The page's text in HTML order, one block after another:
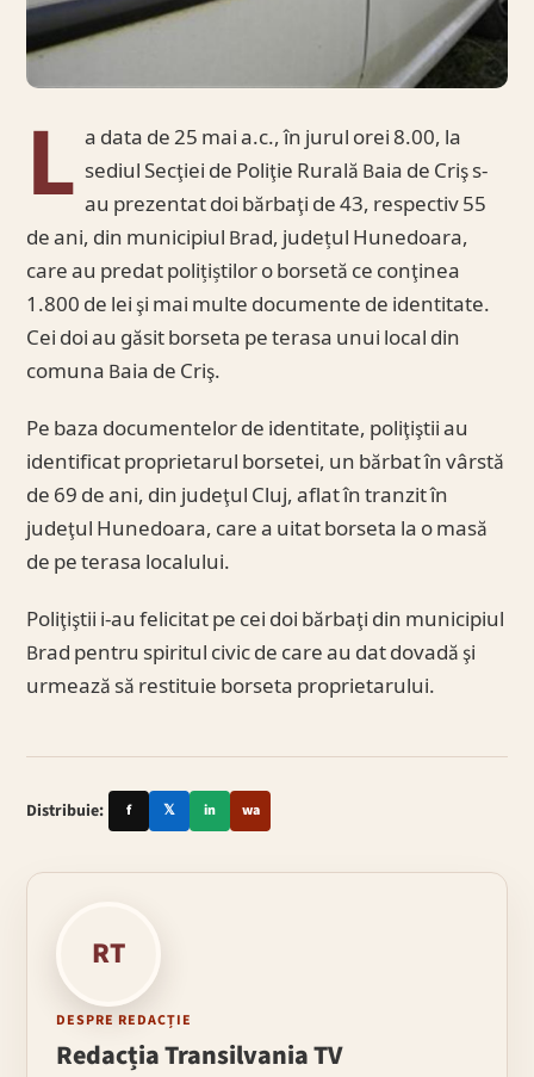
L a data de 25 mai a.c., în jurul orei 8.00, la
sediul Secţiei de Poliţie Rurală Baia de Criş s-
au prezentat doi bărbaţi de 43, respectiv 55
de ani, din municipiul Brad, județul Hunedoara,
care au predat polițiștilor o borsetă ce conţinea
1.800 de lei şi mai multe documente de identitate.
Cei doi au găsit borseta pe terasa unui local din
comuna Baia de Criş.
Pe baza documentelor de identitate, poliţiştii au
identificat proprietarul borsetei, un bărbat în vârstă
de 69 de ani, din judeţul Cluj, aflat în tranzit în
judeţul Hunedoara, care a uitat borseta la o masă
de pe terasa localului.
Poliţiştii i-au felicitat pe cei doi bărbaţi din municipiul
Brad pentru spiritul civic de care au dat dovadă şi
urmează să restituie borseta proprietarului.
Distribuie: f 𝕏 in wa
RT
DESPRE REDACȚIE
Redacția Transilvania TV